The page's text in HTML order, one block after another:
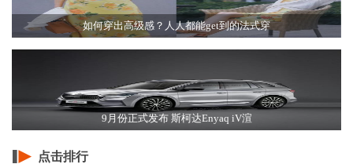
如何穿出高级感？人人都能get到的法式穿
9月份正式发布 斯柯达Enyaq iV渲
点击排行